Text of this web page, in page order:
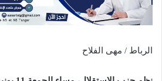
الرباط / مهى الفلاح